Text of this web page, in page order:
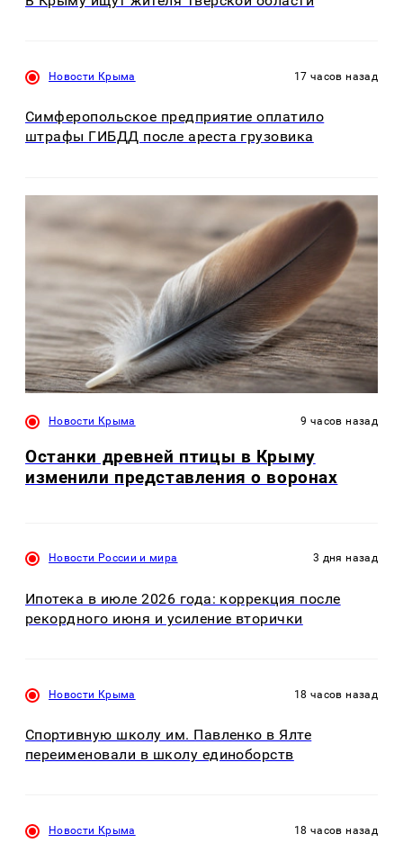
Новости Крыма 17 часов назад
Симферопольское предприятие оплатило
штрафы ГИБДД после ареста грузовика
Новости Крыма 9 часов назад
Останки древней птицы в Крыму
изменили представления о воронах
Новости России и мира 3 дня назад
Ипотека в июле 2026 года: коррекция после
рекордного июня и усиление вторички
Новости Крыма 18 часов назад
Спортивную школу им. Павленко в Ялте
переименовали в школу единоборств
Новости Крыма 18 часов назад